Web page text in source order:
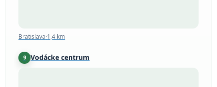
Bratislava·1,4 km
9 Vodácke centrum